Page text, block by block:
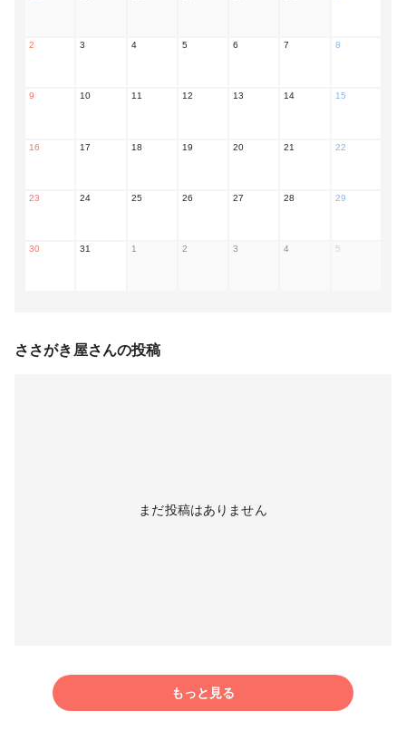
2 3 4 5 6 7 8
9 10 11 12 13 14 15
16 17 18 19 20 21 22
23 24 25 26 27 28 29
30 31 1 2 3 4 5
ささがき屋さんの投稿
まだ投稿はありません
もっと見る